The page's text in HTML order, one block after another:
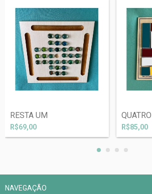
RESTA UM
R$69,00 R$85,00
NAVEGAÇÃO